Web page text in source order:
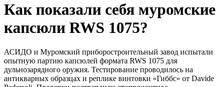
Как показали себя муромские
капсюли RWS 1075?
АСИДО и Муромский приборостроительный завод испытали
опытную партию капсюлей формата RWS 1075 для
дульнозарядного оружия. Тестирование проводилось на
антикварных образцах и реплике винтовки «Гиббс» от Davide